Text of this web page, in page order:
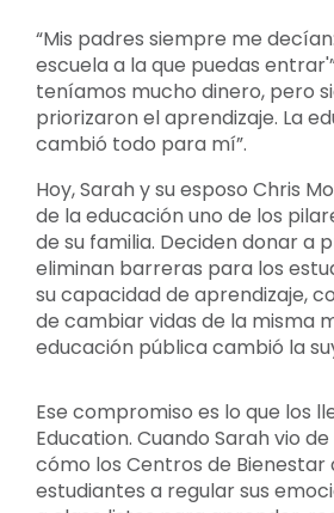
“Mis padres siempre me
escuela a la que puedas
teníamos mucho dinero, pero
priorizaron el aprendizaje. La
cambió todo para mí”.
Hoy, Sarah y su esposo Chris
de la educación uno de los
de su familia. Deciden donar a
eliminan barreras para los
su capacidad de aprendizaje,
de cambiar vidas de la misma
educación pública cambió la
Ese compromiso es lo que los
Education. Cuando Sarah vio
cómo los Centros de Bienestar
estudiantes a regular sus